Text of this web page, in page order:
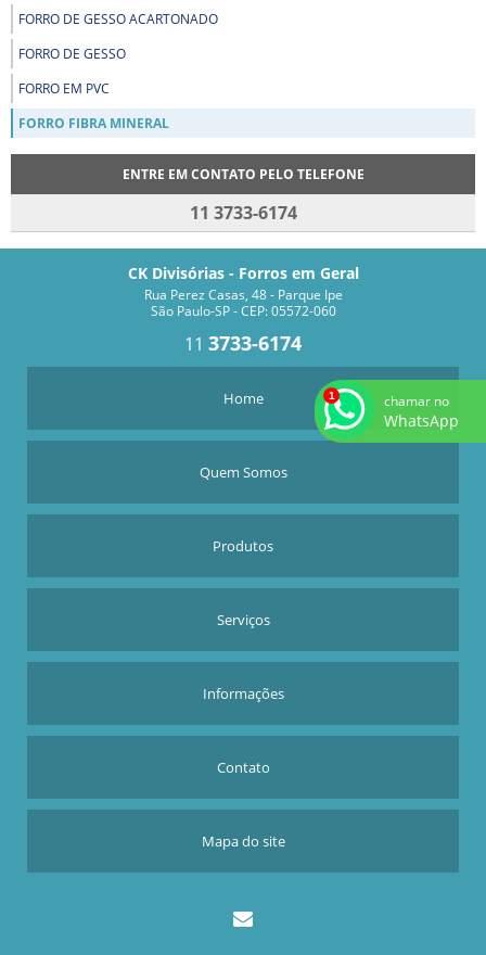
FORRO DE GESSO ACARTONADO
FORRO DE GESSO
FORRO EM PVC
FORRO FIBRA MINERAL
ENTRE EM CONTATO PELO TELEFONE
11 3733-6174
CK Divisórias - Forros em Geral
Rua Perez Casas, 48 - Parque Ipe
São Paulo-SP - CEP: 05572-060
11 3733-6174
Home
Quem Somos
Produtos
Serviços
Informações
Contato
Mapa do site
chamar no
WhatsApp